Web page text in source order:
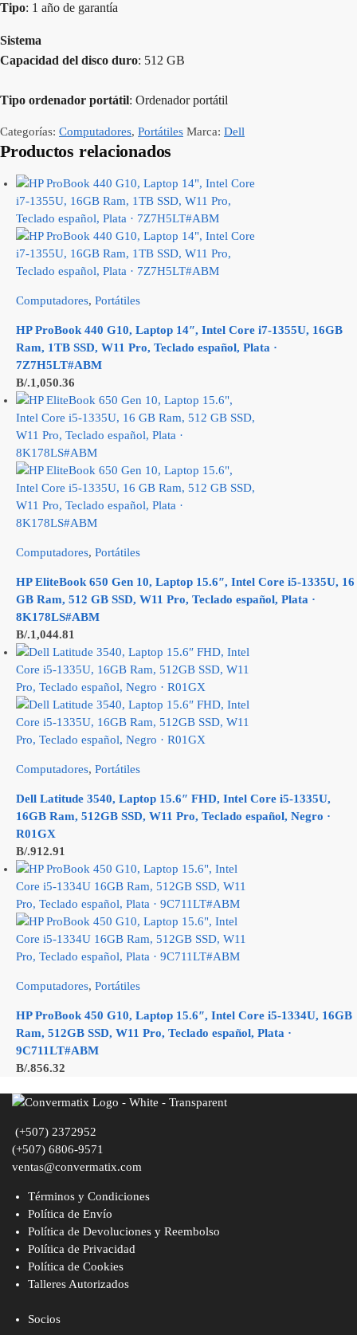
Tipo: 1 año de garantía
Sistema
Capacidad del disco duro: 512 GB
Tipo ordenador portátil: Ordenador portátil
Categorías: Computadores, Portátiles Marca: Dell
Productos relacionados
Computadores, Portátiles
HP ProBook 440 G10, Laptop 14″, Intel Core i7-1355U, 16GB
Ram, 1TB SSD, W11 Pro, Teclado español, Plata ·
7Z7H5LT#ABM
B/.1,050.36
Computadores, Portátiles
HP EliteBook 650 Gen 10, Laptop 15.6″, Intel Core i5-1335U, 16
GB Ram, 512 GB SSD, W11 Pro, Teclado español, Plata ·
8K178LS#ABM
B/.1,044.81
Computadores, Portátiles
Dell Latitude 3540, Laptop 15.6″ FHD, Intel Core i5-1335U,
16GB Ram, 512GB SSD, W11 Pro, Teclado español, Negro ·
R01GX
B/.912.91
Computadores, Portátiles
HP ProBook 450 G10, Laptop 15.6″, Intel Core i5-1334U, 16GB
Ram, 512GB SSD, W11 Pro, Teclado español, Plata ·
9C711LT#ABM
B/.856.32
(+507) 2372952
(+507) 6806-9571
ventas@convermatix.com
Términos y Condiciones
Política de Envío
Política de Devoluciones y Reembolso
Política de Privacidad
Política de Cookies
Talleres Autorizados
Socios